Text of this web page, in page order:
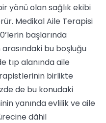
yönü olan sağlık ekibi
Medikal Aile Terapisi
başlarında
bu boşluğu
tıp alanında aile
birlikte
de bu konudaki
yanında evlilik ve aile
dâhil